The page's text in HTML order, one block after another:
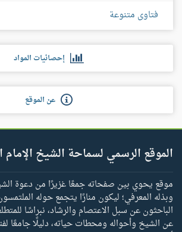
فتاوى متنوعة
إحصائيات المواد
عن الموقع
الموقع الرسمي لسماحة الشيخ الإمام
موقع يحوي بين صفحاته جمعًا غزيرًا من دعوة
وبذله المعرفي؛ ليكون منارًا يتجمع حوله
الباحثون عن سبل الاعتصام والرشاد، نبراسًا
عن الشيخ وأحواله ومحطات حياته، دليلًا جامعًا